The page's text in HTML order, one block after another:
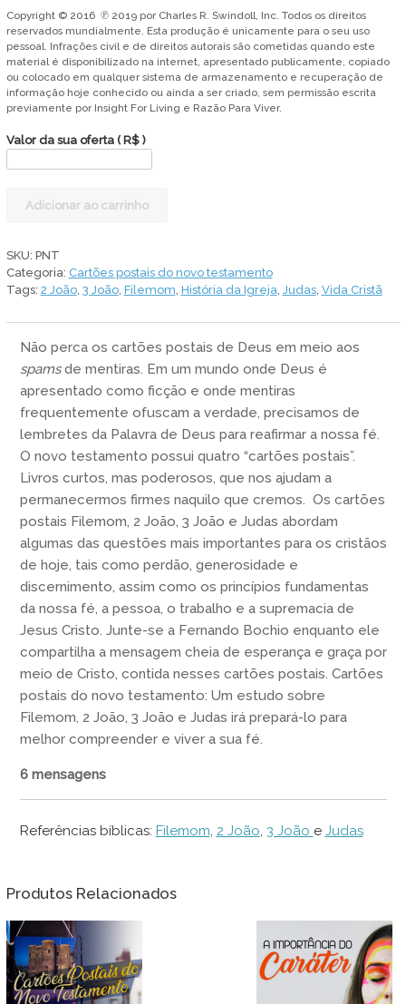
Copyright © 2016 ℗ 2019 por Charles R. Swindoll, Inc. Todos os direitos
reservados mundialmente. Esta produção é unicamente para o seu uso
pessoal. Infrações civil e de direitos autorais são cometidas quando este
material é disponibilizado na internet, apresentado publicamente, copiado
ou colocado em qualquer sistema de armazenamento e recuperação de
informação hoje conhecido ou ainda a ser criado, sem permissão escrita
previamente por Insight For Living e Razão Para Viver.
Valor da sua oferta ( R$ )
postais
Testamento
quantidade
Adicionar ao carrinho
SKU: PNT
Categoria: Cartões postais do novo testamento
Tags: 2 João, 3 João, Filemom História da Igreja Judas, Vida Cristã
Não perca os cartões postais de Deus em meio aos
spamsde mentiras. Em um mundo onde Deus é
apresentado como ficção e onde mentiras
frequentemente ofuscam a verdade, precisamos de
lembretes da Palavra de Deus para reafirmar a nossa fé.
O novo testamento possui quatro “cartões postais”.
Livros curtos, mas poderosos, que nos ajudam a
permanecermos firmes naquilo que cremos. Os cartões
postais Filemom, 2 João, 3 João e Judas abordam
algumas das questões mais importantes para os cristãos
de hoje, tais como perdão, generosidade e
discernimento, assim como os princípios fundamentas
da nossa fé, a pessoa, o trabalho e a supremacia de
Jesus Cristo. Junte-se a Fernando Bochio enquanto ele
compartilha a mensagem cheia de esperança e graça por
meio de Cristo, contida nesses cartões postais. Cartões
postais do novo testamento: Um estudo sobre
Filemom, 2 João, 3 João e Judas irá prepará-lo para
melhor compreender e viver a sua fé.
6 mensagens
Referências bíblicas: Filemom, 2 João, 3 João e Judas
Produtos Relacionados